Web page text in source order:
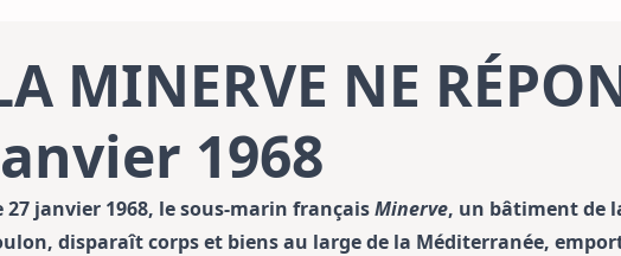
MINERVE NE
1968
27 janvier 1968, le sous-marin françaisMinerve, un bâtiment de
disparaît corps et biens au large de la Méditerranée,